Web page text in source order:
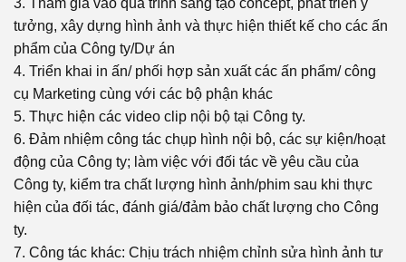
3. Tham gia vào quá trình sáng tạo concept, phát triển ý
tưởng, xây dựng hình ảnh và thực hiện thiết kế cho các ấn
phẩm của Công ty/Dự án
4. Triển khai in ấn/ phối hợp sản xuất các ấn phẩm/ công
cụ Marketing cùng với các bộ phận khác
5. Thực hiện các video clip nội bộ tại Công ty.
6. Đảm nhiệm công tác chụp hình nội bộ, các sự kiện/hoạt
động của Công ty; làm việc với đối tác về yêu cầu của
Công ty, kiểm tra chất lượng hình ảnh/phim sau khi thực
hiện của đối tác, đánh giá/đảm bảo chất lượng cho Công
ty.
7. Công tác khác: Chịu trách nhiệm chỉnh sửa hình ảnh tư